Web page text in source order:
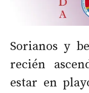
Sorianos y
recién
estar en